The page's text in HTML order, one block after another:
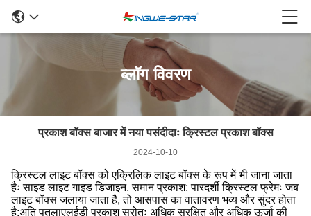
ब्लॉग विवरण
प्रकाश बॉक्स बाजार में नया पसंदीदाः क्रिस्टल प्रकाश बॉक्स
2024-10-10
क्रिस्टल लाइट बॉक्स को एक्रिलिक लाइट बॉक्स के रूप में भी जाना जाता
हैः साइड लाइट गाइड डिजाइन, समान प्रकाश; पारदर्शी क्रिस्टल फ्रेमः जब
लाइट बॉक्स जलाया जाता है, तो आसपास का वातावरण भव्य और सुंदर होता
है;अति पतलाएलईडी प्रकाश स्रोतः अधिक सुरक्षित और अधिक ऊर्जा की